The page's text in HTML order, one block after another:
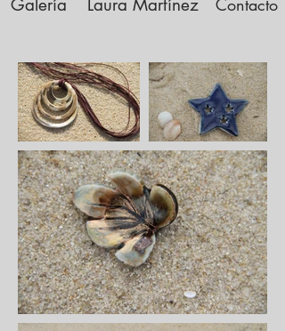
Galería Laura Martínez Contacto